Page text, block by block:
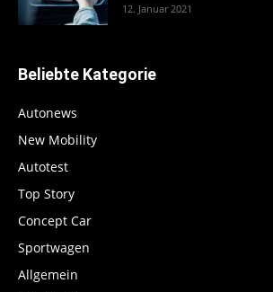
12. Januar 2021
Beliebte Kategorie
Autonews
New Mobility
Autotest
Top Story
Concept Car
Sportwagen
Allgemein